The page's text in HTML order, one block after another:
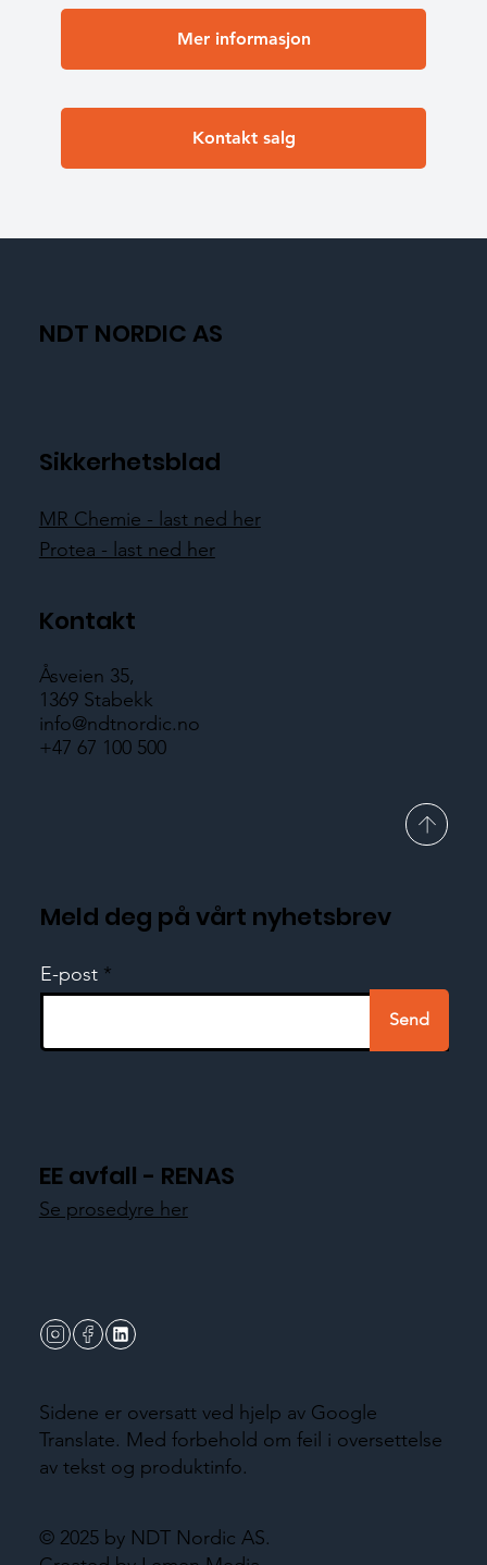
Mer informasjon
Kontakt salg
NDT NORDIC AS
Sikkerhetsblad
MR Chemie - last ned her
Protea - last ned her
Kontakt
Åsveien 35,
1369 Stabekk
info@ndtnordic.no
+47 67 100 500
© 2025 by NDT Nordic AS.
Meld deg på vårt nyhetsbrev
E-post
Send
Sidene er oversatt ved hjelp av Google
Translate. Med forbehold om feil i oversettelse
av tekst og produktinfo.
EE avfall - RENAS
Se prosedyre her